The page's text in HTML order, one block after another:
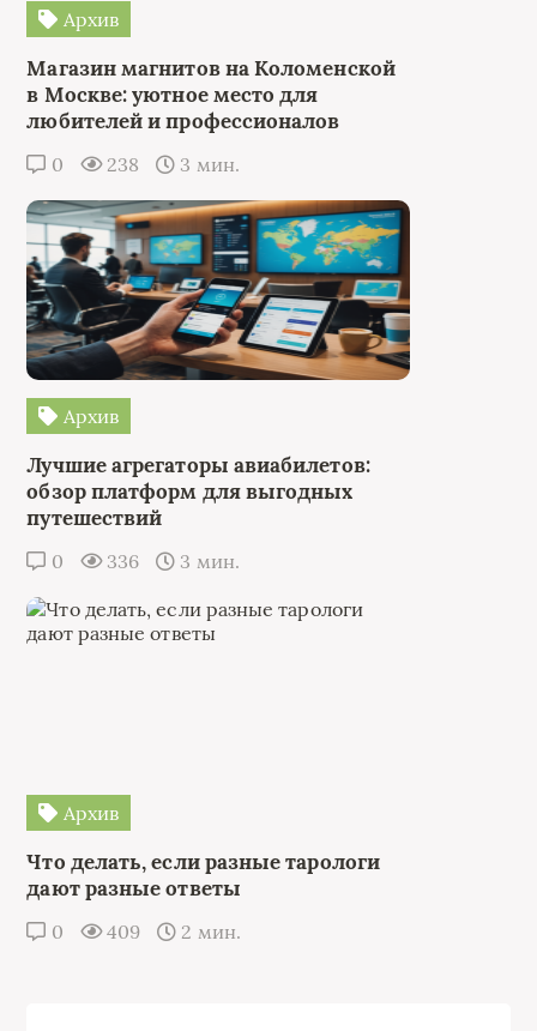
Архив
Магазин магнитов на Коломенской
в Москве: уютное место для
любителей и профессионалов
0 238 3 мин.
Архив
Лучшие агрегаторы авиабилетов:
обзор платформ для выгодных
путешествий
0 336 3 мин.
Архив
Что делать, если разные тарологи
дают разные ответы
0 409 2 мин.